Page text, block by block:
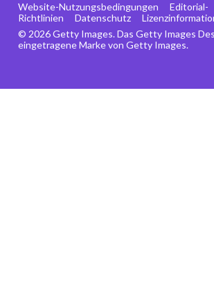
© 2026 Getty Images. Das Getty Images
eingetragene Marke von Getty Images.
Website-Nutzungsbedingungen
Editorial-
Richtlinien
Datenschutz